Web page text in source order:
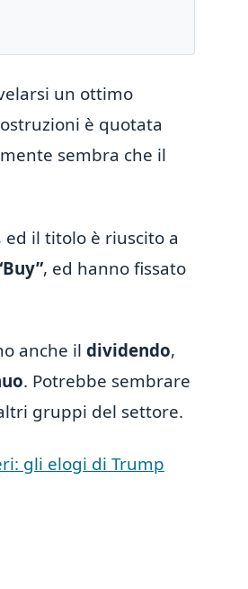
un ottimo
è quotata
sembra che il
il titolo è riuscito a
, ed hanno fissato
anche il dividendo,
. Potrebbe sembrare
gruppi del settore.
gli elogi di Trump